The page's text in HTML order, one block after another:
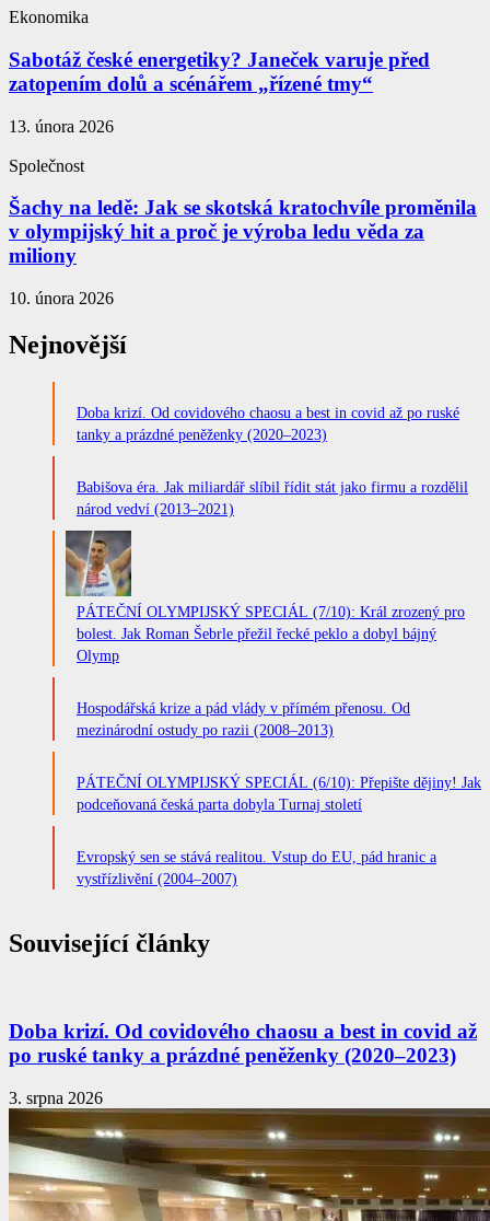
Ekonomika
Sabotáž české energetiky? Janeček varuje před
zatopením dolů a scénářem „řízené tmy“
13. února 2026
Společnost
Šachy na ledě: Jak se skotská kratochvíle proměnila
v olympijský hit a proč je výroba ledu věda za
miliony
10. února 2026
Nejnovější
Doba krizí. Od covidového chaosu a best in covid až po ruské
tanky a prázdné peněženky (2020–2023)
Babišova éra. Jak miliardář slíbil řídit stát jako firmu a rozdělil
národ vedví (2013–2021)
PÁTEČNÍ OLYMPIJSKÝ SPECIÁL (7/10): Král zrozený pro
bolest. Jak Roman Šebrle přežil řecké peklo a dobyl bájný
Olymp
Hospodářská krize a pád vlády v přímém přenosu. Od
mezinárodní ostudy po razii (2008–2013)
PÁTEČNÍ OLYMPIJSKÝ SPECIÁL (6/10): Přepište dějiny! Jak
podceňovaná česká parta dobyla Turnaj století
Evropský sen se stává realitou. Vstup do EU, pád hranic a
vystřízlivění (2004–2007)
Související články
Doba krizí. Od covidového chaosu a best in covid až
po ruské tanky a prázdné peněženky (2020–2023)
3. srpna 2026